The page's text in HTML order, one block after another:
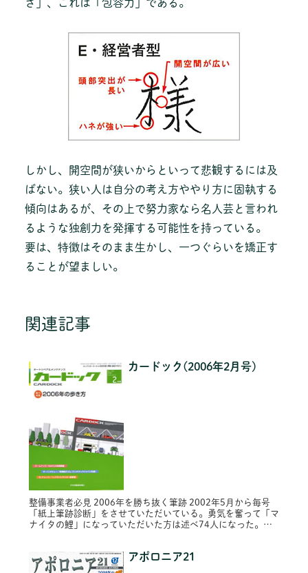
さ」、これは「包容力」である。
しかし、開空間が狭いからといって悲観するには及
ばない。狭い人は自分の考え方ややり方に固執する
傾向はあるが、その上で努力家なら名人芸と言われ
るような独創力を発揮する可能性を持っている。
要は、特徴はそのまま生かし、一つぐらいを矯正す
ることが望ましい。
関連記事
カードック(2006年2月号)
整備事業者必見 2006年を勝ち抜く筆跡 2002年5月から毎号
「紙上筆跡診断」をさせていただいている。勇気を奮って「マ
ナイタの鯉」になっていただいた方は述べ74人になった。診
アポロニア21